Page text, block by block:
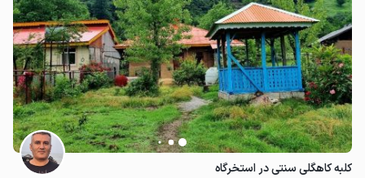
کلبه کاهگلی سنتی در استخرگاه